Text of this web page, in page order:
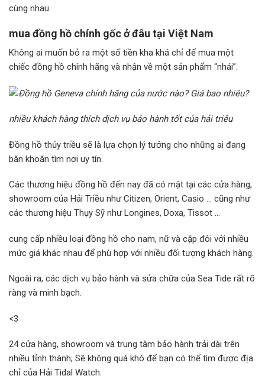
cùng nhau.
mua đồng hồ chính gốc ở đâu tại Việt Nam
Không ai muốn bỏ ra một số tiền kha khá chỉ để mua một
chiếc đồng hồ chính hãng và nhận về một sản phẩm “nhái”.
nhiều khách hàng thích dịch vụ bảo hành tốt của hải triêu
Đồng hồ thủy triều sẽ là lựa chọn lý tưởng cho những ai đang
băn khoăn tìm nơi uy tín.
Các thương hiệu đồng hồ đến nay đã có mặt tại các cửa hàng,
showroom của Hải Triều như Citizen, Orient, Casio … cũng như
các thương hiệu Thụy Sỹ như Longines, Doxa, Tissot …
cung cấp nhiều loại đồng hồ cho nam, nữ và cặp đôi với nhiều
mức giá khác nhau để phù hợp với nhiều đối tượng khách hàng.
Ngoài ra, các dịch vụ bảo hành và sửa chữa của Sea Tide rất rõ
ràng và minh bạch.
<3
24 cửa hàng, showroom và trung tâm bảo hành trải dài trên
nhiều tỉnh thành; Sẽ không quá khó để bạn có thể tìm được địa
chỉ của Hải Tidal Watch.